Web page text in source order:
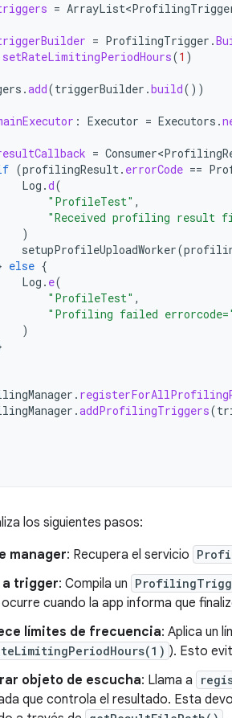
=
= ProfilingTrigger .
setRateLimitingPeriodHours(1 )
.add(triggerBuilder .build())
: Executor = Executors .
=
(profilingResult. errorCode ==
Log .d(
"ProfileTest" ,
"Received profiling result
)
setupProfileUploadWorker(
else {
Log . e(
"ProfileTest" ,
"Profiling failed
)
.
.addProfilingTriggers(
los siguientes pasos:
manager: Recupera el servicio
a trigger: Compila un
cuando la app informa que
límites de frecuencia: Aplica un
). Esto
objeto de escucha: Llama a
que controla el resultado. Esta